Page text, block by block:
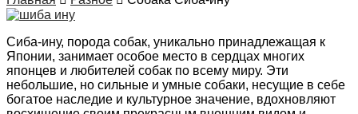
Сиба-ину, порода собак, уникально принадлежащая к
Японии, занимает особое место в сердцах многих
японцев и любителей собак по всему миру. Эти
небольшие, но сильные и умные собаки, несущие в себе
богатое наследие и культурное значение, вдохновляют